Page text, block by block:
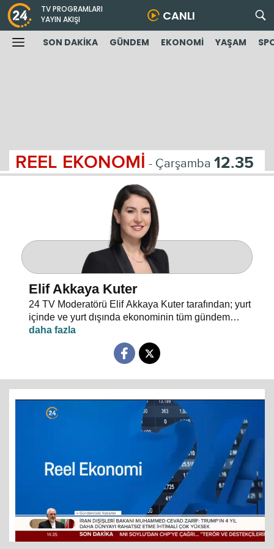
TV PROGRAMLARI
YAYIN AKIŞI
CANLI
SON DAKİKA GÜNDEM EKONOMİ YAŞAM
REEL EKONOMİ - Çarşamba 12.35
Elif Akkaya Kuter
24 TV Moderatörü Elif Akkaya Kuter tarafından; yurt
içinde ve yurt dışında ekonominin tüm gündem
maddeleri ve alanında uzman stüdyo konuklarıyla
sebep sonuç ilişkileri analiz ediliyor.